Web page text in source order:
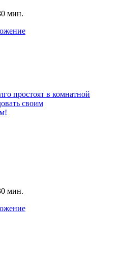
мин.
простоят в комнатной
своим
мин.